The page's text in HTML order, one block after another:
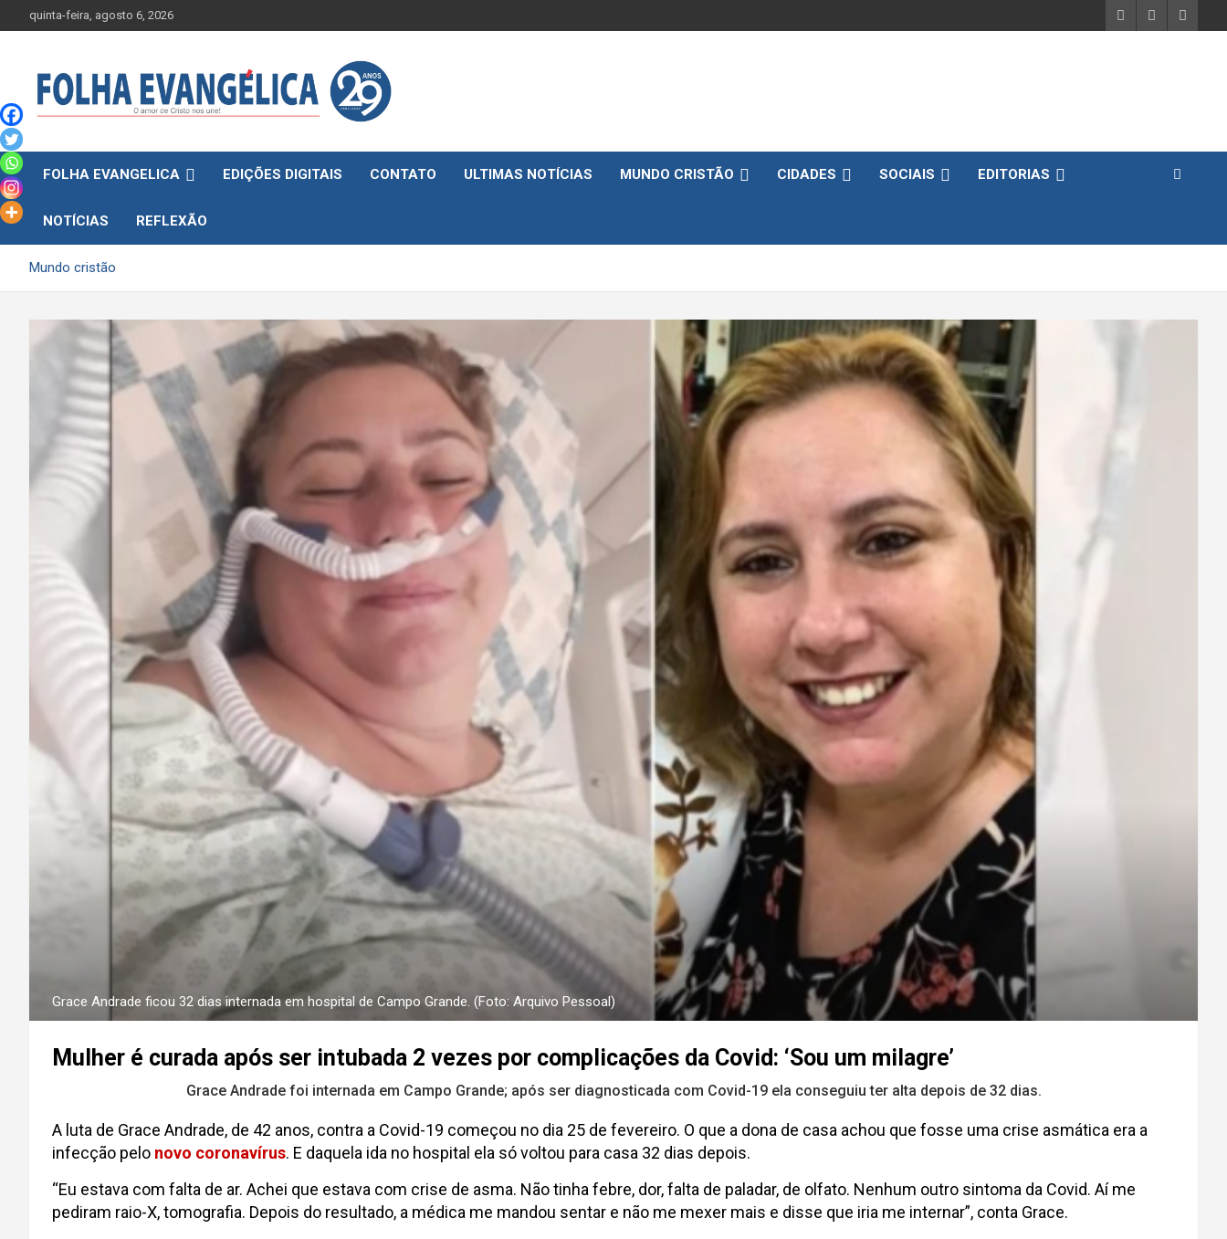
to
quinta-feira, agosto 6, 2026
FOLHA EVANGELICA EDIÇÕES DIGITAIS CONTATO ULTIMAS NOTÍCIAS MUNDO CRISTÃO CIDADES SOCIAIS EDITORIAS
NOTÍCIAS REFLEXÃO
Mundo cristão
Grace Andrade ficou 32 dias internada em hospital de Campo Grande. (Foto: Arquivo Pessoal)
Mulher é curada após ser intubada 2 vezes por complicações da Covid: ‘Sou um milagre’
Grace Andrade foi internada em Campo Grande; após ser diagnosticada com Covid-19 ela conseguiu ter alta depois de 32 dias.
A luta de Grace Andrade, de 42 anos, contra a Covid-19 começou no dia 25 de fevereiro. O que a dona de casa achou que fosse uma crise asmática era a
infecção pelo novo coronavírus. E daquela ida no hospital ela só voltou para casa 32 dias depois.
“Eu estava com falta de ar. Achei que estava com crise de asma. Não tinha febre, dor, falta de paladar, de olfato. Nenhum outro sintoma da Covid. Aí me
pediram raio-X, tomografia. Depois do resultado, a médica me mandou sentar e não me mexer mais e disse que iria me internar”, conta Grace.